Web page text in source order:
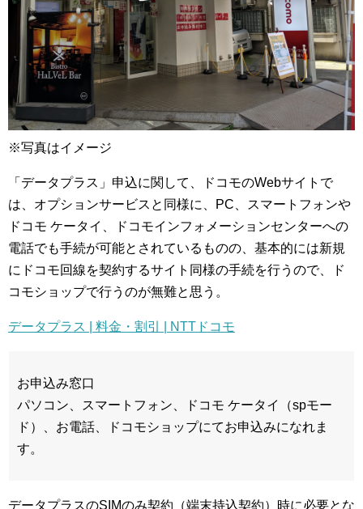
※写真はイメージ
「データプラス」申込に関して、ドコモのWebサイトで
は、オプションサービスと同様に、PC、スマートフォンや
ドコモ ケータイ、ドコモインフォメーションセンターへの
電話でも手続が可能とされているものの、基本的には新規
にドコモ回線を契約するサイト同様の手続を行うので、ド
コモショップで行うのが無難と思う。
データプラス | 料金・割引 | NTTドコモ
お申込み窓口
パソコン、スマートフォン、ドコモ ケータイ（spモー
ド）、お電話、ドコモショップにてお申込みになれま
す。
データプラスのSIMのみ契約（端末持込契約）時に必要とな